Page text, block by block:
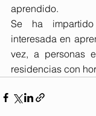
aprendido.
Se ha
interesada en
vez, a personas
residencias con